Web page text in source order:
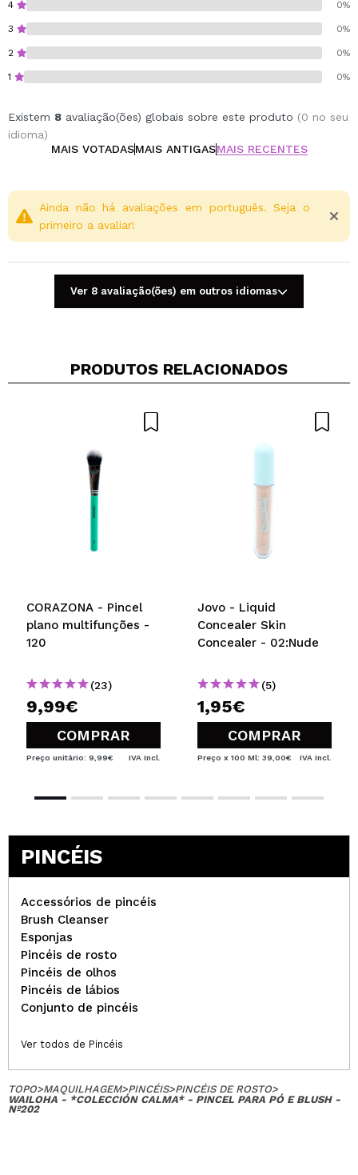
4 0%
3 0%
2 0%
1 0%
Existem 8 avaliação(ões) globais sobre este produto (0 no seu
idioma)
MAIS VOTADASMAIS ANTIGASMAIS RECENTES
Compartilhar um vídeo ou uma foto
Ainda não há avaliações em português. Seja o
primeiro a avaliar!
Ver 8 avaliação(ões) em outros idiomas
PRODUTOS RELACIONADOS
CORAZONA - Pincel
plano multifunções -
120
(23)
9,99€
COMPRAR
Preço unitário: 9,99€ IVA Incl.
Jovo - Liquid
Concealer Skin
Concealer - 02:Nude
(5)
1,95€
COMPRAR
Preço x 100 Ml: 39,00€ IVA Incl.
PINCÉIS
Accessórios de pincéis
Brush Cleanser
Esponjas
Pincéis de rosto
Pincéis de olhos
Pincéis de lábios
Conjunto de pincéis
Ver todos de Pincéis
TOPO>MAQUILHAGEM>PINCÉIS>PINCÉIS DE ROSTO>
WAILOHA - *COLECCIÓN CALMA* - PINCEL PARA PÓ E BLUSH -
Nº202